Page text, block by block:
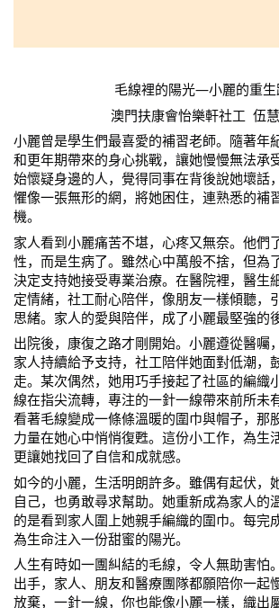
毛線裡的陽光—小麗的重生
澳門扶康會怡樂軒社工  伍
小麗曾是學生們最喜愛的補習老師。隨著年
和更年期帶來的身心挑戰，讓她慢慢無法承
始懷疑身邊的人，覺得同事在背後說她壞話
懼像一張無形的網，將她困住，連熟悉的補
機。
家人看到小麗痛苦不堪，心疼又無奈。他們
性，而是生病了。雖然心中萬般不捨，但為
決定支持她接受專業治療。在醫院裡，醫生
定情緒，社工耐心陪伴，像朋友一樣傾聽，
思緒。家人的愛與陪伴，成了小麗最堅強的
出院後，康復之路才剛開始。小麗遵從醫囑
家人持續給予支持，社工陪伴她面對低潮，
走。某次偶然，她用巧手接起了社區的編織
線在指尖流轉，專注的一針一線帶來前所未
看著毛線變成一條條溫暖的圍巾與帽子，那
力量在她心中悄悄復甦。這份小工作，為生
更讓她找回了自信和成就感。
如今的小麗，生活明朗許多。雖偶有起伏，
自己，也勇敢尋求幫助。她重新成為家人的
的是看到家人圍上她親手編織的圍巾。每完
為生命注入一份甜蜜的陽光。
人生有時如一團糾結的毛線，令人無助害怕
出手，家人、朋友和醫療團隊都願陪你一起
放棄，一針一線，你也能像小麗一樣，織出